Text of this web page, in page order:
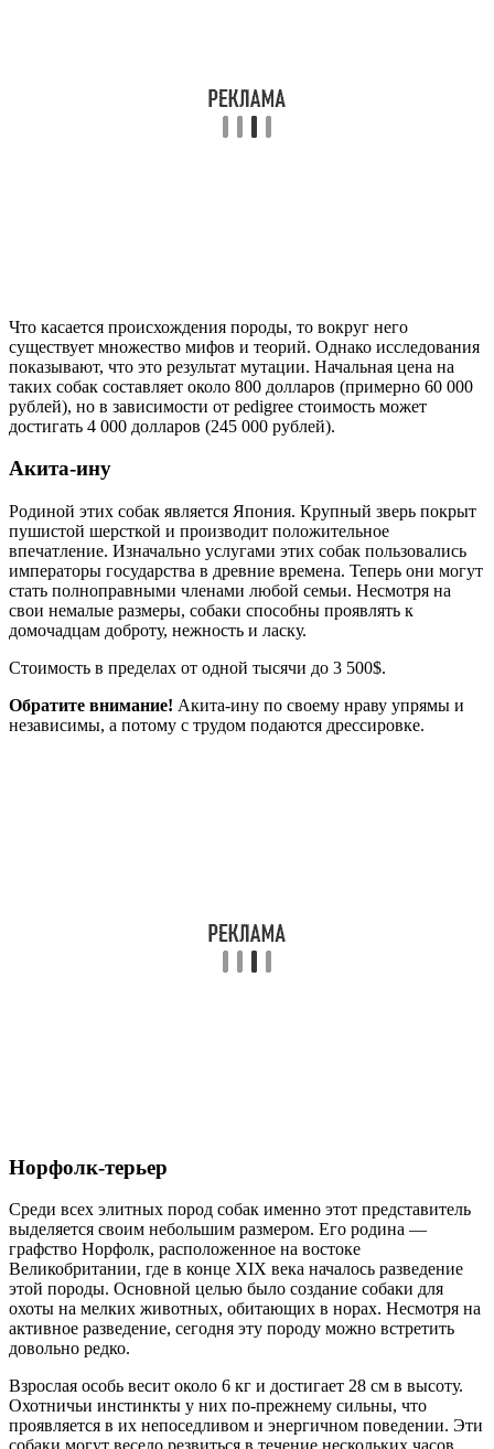
Что касается происхождения породы, то вокруг него
существует множество мифов и теорий. Однако исследования
показывают, что это результат мутации. Начальная цена на
таких собак составляет около 800 долларов (примерно 60 000
рублей), но в зависимости от pedigree стоимость может
достигать 4 000 долларов (245 000 рублей).
Акита-ину
Родиной этих собак является Япония. Крупный зверь покрыт
пушистой шерсткой и производит положительное
впечатление. Изначально услугами этих собак пользовались
императоры государства в древние времена. Теперь они могут
стать полноправными членами любой семьи. Несмотря на
свои немалые размеры, собаки способны проявлять к
домочадцам доброту, нежность и ласку.
Стоимость в пределах от одной тысячи до 3 500$.
Обратите внимание! Акита-ину по своему нраву упрямы и
независимы, а потому с трудом подаются дрессировке.
Норфолк-терьер
Среди всех элитных пород собак именно этот представитель
выделяется своим небольшим размером. Его родина —
графство Норфолк, расположенное на востоке
Великобритании, где в конце XIX века началось разведение
этой породы. Основной целью было создание собаки для
охоты на мелких животных, обитающих в норах. Несмотря на
активное разведение, сегодня эту породу можно встретить
довольно редко.
Взрослая особь весит около 6 кг и достигает 28 см в высоту.
Охотничьи инстинкты у них по-прежнему сильны, что
проявляется в их непоседливом и энергичном поведении. Эти